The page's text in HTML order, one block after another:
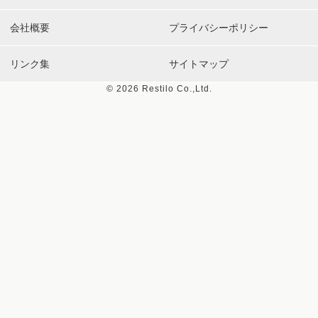
会社概要 プライバシーポリシー
リンク集 サイトマップ
© 2026 Restilo Co.,Ltd.